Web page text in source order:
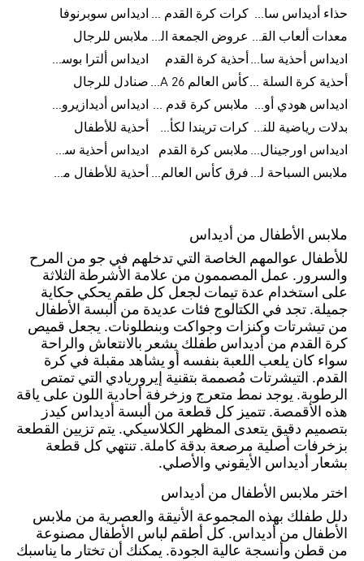
حذاء أديداس سامبا للأطفال
كرات كرة القدم للرجال اديداس سوبرنوفا
معدات ألعاب القوى
عروض الجمعة البيضاء للسيدات ملابس للرجال
اديداس أحذية سامبا للنساء أحذية كرة القدم
اديداس ألترا بوست
أحذية كرة السلة للرجال
كأس العالم FIFA 26™ صنادل للرجال
اديداس هودي أورجينال للنساء
ملابس كرة قدم للاطفال
اديداس أديدازيرو معدات الجري
بدلات رياضية للنساء
كرات تريندا لكأس العالم FIFA 26™
أحذية للأطفال
اديداس اورجينال ملابس ملابس كرة القدم
اديداس أحذية سوبرنوفا للرجال
ملابس السباحة للرجال
فرق كأس العالم FIFA 26™ أحذية للأطفال من 8 إلى 16 سنة
ملابس الأطفال من أديداس
للأطفال عوالمهم الخاصة التي تدخلهم في جو من المرح
والسرور. عمل المصممون من علامة الأشرطة الثلاثة
على استخدام عدة تيمات لجعل كل طقم يحكي حكاية
جميلة. تجد في الكتالوج فئات عديدة من ألبسة الأطفال
من تيشرتات وكنزات وجواكت وبنطلونات. يجعل قميص
كرة القدم من أديداس طفلك يشعر بالانتعاش والراحة
سواء كان يلعب اللعبة بنفسه أو يشاهد مقبلة في كرة
القدم. التيشرتات مُصممة بتقنية إيروريادي التي تمتص
الرطوبة. يوجد نمط متعرج وزخرفة أحادية اللون على ياقة
هذه الأقمصة. تتميز كل قطعة من ألبسة أديداس كيدز
بتصميم دقيق يتعدى المظهر الكلاسيكي. يتم تزيين القطعة
بزخرفات أصلية مرصعة بدقة كاملة. تنتهي كل قطعة
بشعار أديداس الأيقوني والأصلي.
اختر ملابس الأطفال من أديداس
دلل طفلك بهذه المجموعة الأنيقة والعصرية من ملابس
الأطفال من أديداس. كل أطقم لباس الأطفال مصنوعة
من قطن وأنسجة عالية الجودة. يمكنك أن تختار ما يناسبك